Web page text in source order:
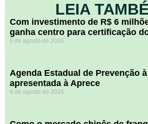
LEIA
Com investimento de R$ 6
ganha centro para certificação
6 de agosto de 2026
Agenda Estadual de Prevenção
apresentada à Aprece
6 de agosto de 2026